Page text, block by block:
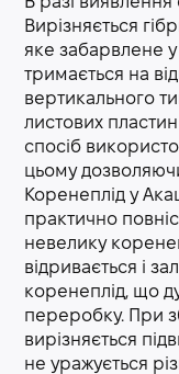
Вирізняється
яке забарвлене у
тримається на
вертикального
листових
спосіб
цьому
Коренеплід у
практично
невелику
відривається і
коренеплід, що
переробку. При
вирізняється
не уражується